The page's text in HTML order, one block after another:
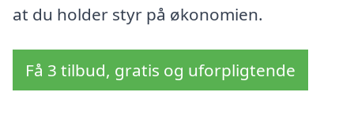
at du holder styr på økonomien.
Få 3 tilbud, gratis og uforpligtende